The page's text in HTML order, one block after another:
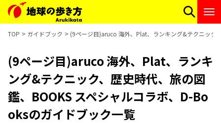
TOP ガイドブック (9ページ目)aruco 海外、Plat、ランキング&テクニック
(9ページ目)aruco 海外、Plat、ランキ
ング&テクニック、歴史時代、旅の図
鑑、BOOKS スペシャルコラボ、D-Bo
oksのガイドブック一覧